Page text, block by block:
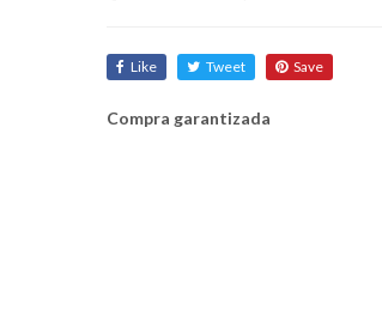
Like Tweet Save
Compra garantizada